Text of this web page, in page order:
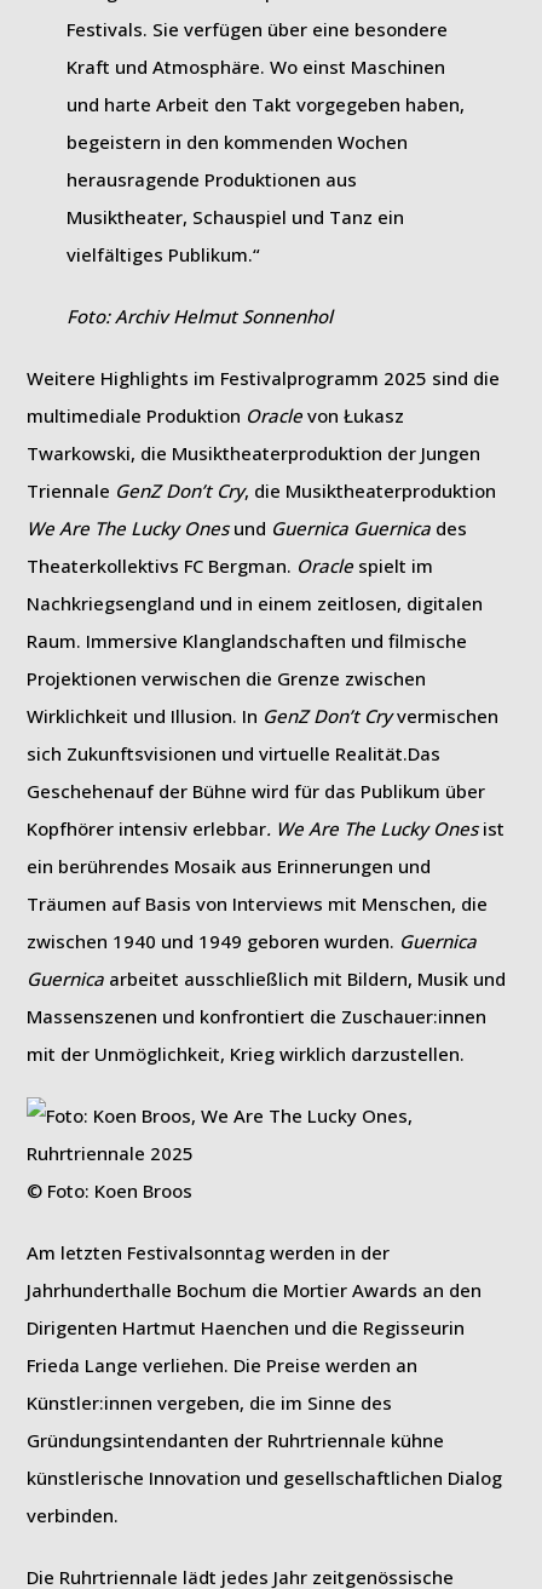
Festivals. Sie verfügen über eine besondere
Kraft und Atmosphäre. Wo einst Maschinen
und harte Arbeit den Takt vorgegeben haben,
begeistern in den kommenden Wochen
herausragende Produktionen aus
Musiktheater, Schauspiel und Tanz ein
vielfältiges Publikum.“
Foto: Archiv Helmut Sonnenhol
Weitere Highlights im Festivalprogramm 2025 sind die
multimediale Produktion Oracle von Łukasz
Twarkowski, die Musiktheaterproduktion der Jungen
Triennale GenZ Don’t Cry, die Musiktheaterproduktion
We Are The Lucky Onesund Guernica Guernica des
Theaterkollektivs FC Bergman. Oracle spielt im
Nachkriegsengland und in einem zeitlosen, digitalen
Raum. Immersive Klanglandschaften und filmische
Projektionen verwischen die Grenze zwischen
Wirklichkeit und Illusion. In GenZ Don’t Cryvermischen
sich Zukunftsvisionen und virtuelle Realität.Das
Geschehenauf der Bühne wird für das Publikum über
Kopfhörer intensiv erlebbar. We Are The Lucky Onesist
ein berührendes Mosaik aus Erinnerungen und
Träumen auf Basis von Interviews mit Menschen, die
zwischen 1940 und 1949 geboren wurden. Guernica
Guernica arbeitet ausschließlich mit Bildern, Musik und
Massenszenen und konfrontiert die Zuschauer:innen
mit der Unmöglichkeit, Krieg wirklich darzustellen.
© Foto: Koen Broos
Am letzten Festivalsonntag werden in der
Jahrhunderthalle Bochum die Mortier Awards an den
Dirigenten Hartmut Haenchen und die Regisseurin
Frieda Lange verliehen. Die Preise werden an
Künstler:innen vergeben, die im Sinne des
Gründungsintendanten der Ruhrtriennale kühne
künstlerische Innovation und gesellschaftlichen Dialog
verbinden.
Die Ruhrtriennale lädt jedes Jahr zeitgenössische